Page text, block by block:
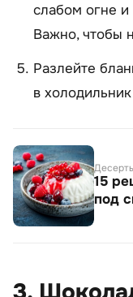
слабом огне
Важно, чтобы
Разлейте
в
15
под